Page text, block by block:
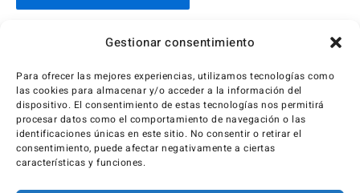
Gestionar consentimiento
Para ofrecer las mejores experiencias, utilizamos tecnologías como
las cookies para almacenar y/o acceder a la información del
dispositivo. El consentimiento de estas tecnologías nos permitirá
procesar datos como el comportamiento de navegación o las
identificaciones únicas en este sitio. No consentir o retirar el
consentimiento, puede afectar negativamente a ciertas
características y funciones.